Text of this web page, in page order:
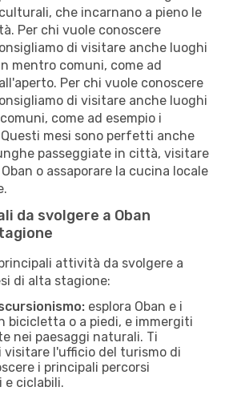
che incarnano a pieno le
Per chi vuole conoscere
di visitare anche luoghi
mentro comuni, come ad
Per chi vuole conoscere
di visitare anche luoghi
come ad esempio i
mesi sono perfetti anche
passeggiate in città, visitare
o assaporare la cucina locale
da svolgere a Oban
attività da svolgere a
di alta stagione:
esplora Oban e i
bicicletta o a piedi, e immergiti
nei paesaggi naturali. Ti
visitare l'ufficio del turismo di
i principali percorsi
e ciclabili.